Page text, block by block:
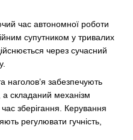
час автономної роботи
супутником у тривалих
через сучасний
наголов’я забезпечують
а складаний механізм
зберігання. Керування
регулювати гучність,